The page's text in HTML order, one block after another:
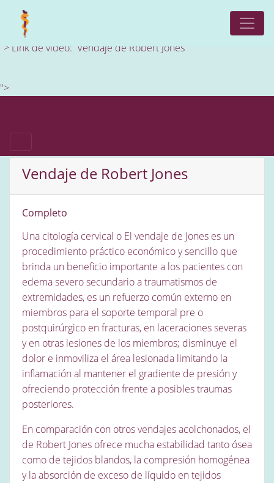
Link de video: Vendaje de Robert Jones
"> Link de video: Vendaje de Robert Jones
">
Vendaje de Robert Jones
Completo
Una citología cervical o El vendaje de Jones es un
procedimiento práctico económico y sencillo que
brinda un beneficio importante a los pacientes con
edema severo secundario a traumatismos de
extremidades, es un refuerzo común externo en
miembros para el soporte temporal pre o
postquirúrgico en fracturas, en laceraciones severas
y en otras lesiones de los miembros; disminuye el
dolor e inmoviliza el área lesionada limitando la
inflamación al mantener el gradiente de presión y
ofreciendo protección frente a posibles traumas
posteriores.
En comparación con otros vendajes acolchonados, el
de Robert Jones ofrece mucha estabilidad tanto ósea
como de tejidos blandos, la compresión homogénea
y la absorción de exceso de líquido en tejidos